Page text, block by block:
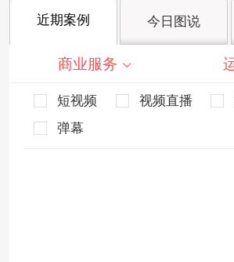
近期案例 今日图说
商业服务
短视频 视频直播
弹幕